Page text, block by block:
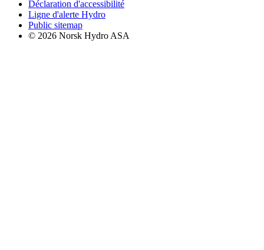
Déclaration d'accessibilité
Ligne d'alerte Hydro
Public sitemap
© 2026 Norsk Hydro ASA